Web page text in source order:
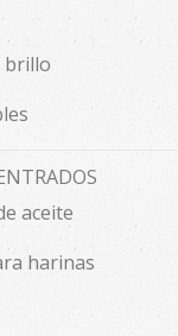
brillo
aceite
harinas